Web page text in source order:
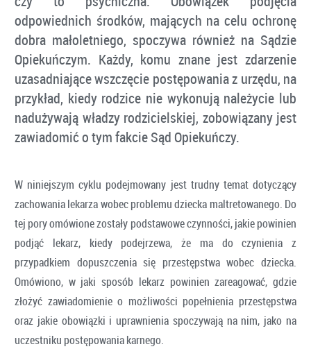
odpowiednich środków, mających na celu ochronę
dobra małoletniego, spoczywa również na Sądzie
Opiekuńczym. Każdy, komu znane jest zdarzenie
uzasadniające wszczęcie postępowania z urzędu, na
przykład, kiedy rodzice nie wykonują należycie lub
nadużywają władzy rodzicielskiej, zobowiązany jest
zawiadomić o tym fakcie Sąd Opiekuńczy.
W niniejszym cyklu podejmowany jest trudny temat dotyczący
zachowania lekarza wobec problemu dziecka maltretowanego. Do
tej pory omówione zostały podstawowe czynności, jakie powinien
podjąć lekarz, kiedy podejrzewa, że ma do czynienia z
przypadkiem dopuszczenia się przestępstwa wobec dziecka.
Omówiono, w jaki sposób lekarz powinien zareagować, gdzie
złożyć zawiadomienie o możliwości popełnienia przestępstwa
oraz jakie obowiązki i uprawnienia spoczywają na nim, jako na
uczestniku postępowania karnego.